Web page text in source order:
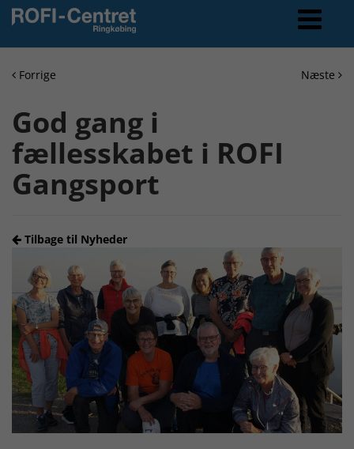
Forrige Næste
God gang i
fællesskabet i ROFI
Gangsport
Tilbage til Nyheder